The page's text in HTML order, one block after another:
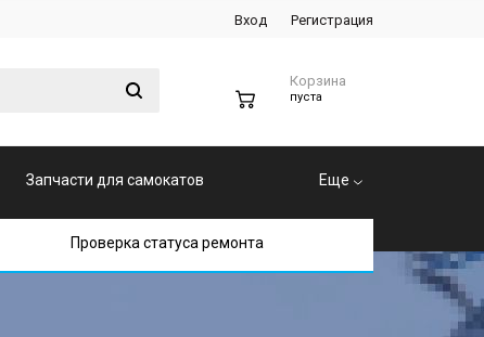
Вход Регистрация
Корзина
пуста
Запчасти для самокатов Еще
Проверка статуса ремонта